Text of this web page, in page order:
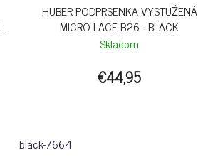
HUBER PODPRSENKA VYSTUŽENÁ
MICRO LACE B26 - BLACK
Skladom
€44,95
black-7664